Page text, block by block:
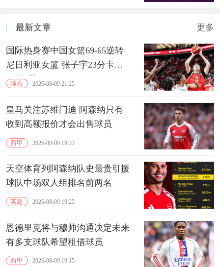
最新文章 更多
国际热身赛中国女篮69-65逆转
尼日利亚女篮 张子宇23分卡鲁
13分3助
综合 2026-08-09 21:25
皇马关注苏维门迪 阿森纳只有
收到高额报价才会出售球员
西甲 2026-08-09 19:33
天空体育列阿森纳队史最贵引援
球队中场双人组排名前两名
英超 2026-08-09 19:25
恩德里克将与穆帅沟通决定未来
有多支球队希望租借球员
西甲 2026-08-09 19:15